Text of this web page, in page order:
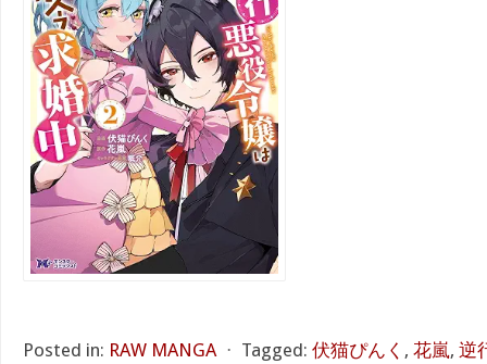
Posted in: RAW MANGA ⋅ Tagged: 伏猫ぴんく , 花嵐, 逆